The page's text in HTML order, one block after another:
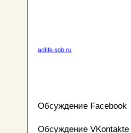
adlife.spb.ru
Обсуждение Facebook
Обсуждение VKontakte